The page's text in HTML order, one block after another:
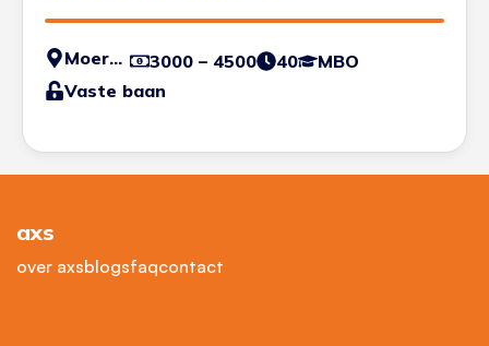
waterzuiveringsinstallaties
Moerdijk 3000 – 4500 40
MBO
Vaste baan
axs
over axsblogsfaqcontact